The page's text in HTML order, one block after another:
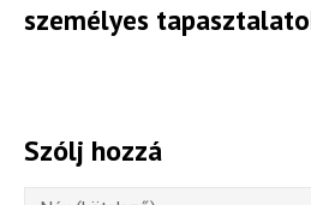
személyes
Szólj hozzá